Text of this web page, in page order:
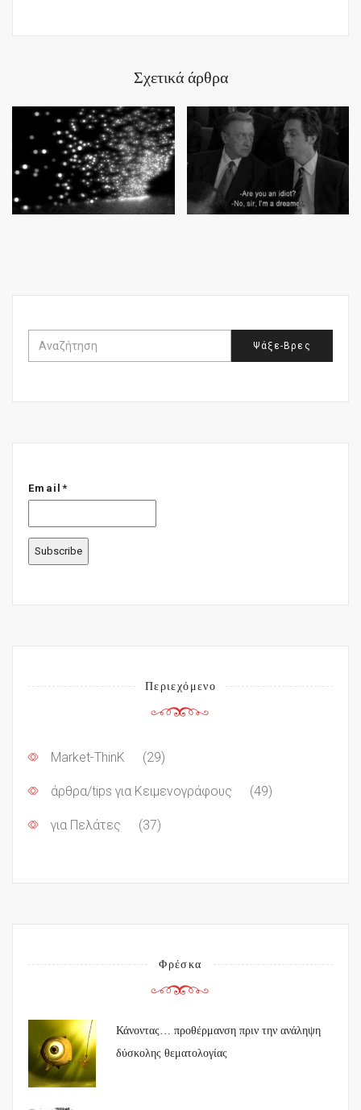
Σχετικά άρθρα
Email*
Περιεχόμενο
Market-ThinK (29)
άρθρα/tips για Κειμενογράφους (49)
για Πελάτες (37)
Φρέσκα
Κάνοντας… προθέρμανση πριν την ανάληψη
δύσκολης θεματολογίας